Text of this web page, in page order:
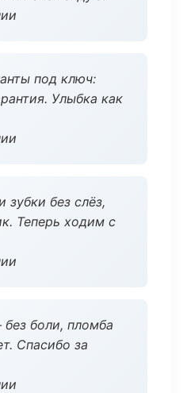
под ключ:
Улыбка как
зубки без слёз,
Теперь ходим с
боли, пломба
Спасибо за